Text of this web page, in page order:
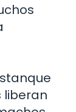
liberan